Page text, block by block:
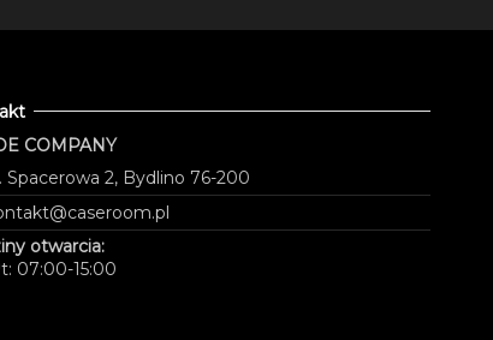
COMPANY
Spacerowa 2, Bydlino 76-200
otwarcia:
07:00-15:00